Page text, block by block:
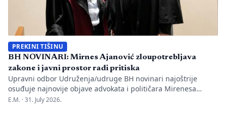
PREKINI TIŠINU
BH NOVINARI: Mirnes Ajanović zloupotrebljava
zakone i javni prostor radi pritiska
Upravni odbor Udruženja/udruge BH novinari najoštrije
osuđuje najnovije objave advokata i političara Mirenesa
Ajanovića i kontinuiranu kampanju javnog targetiranja,
E.M. ·31. July 2026.